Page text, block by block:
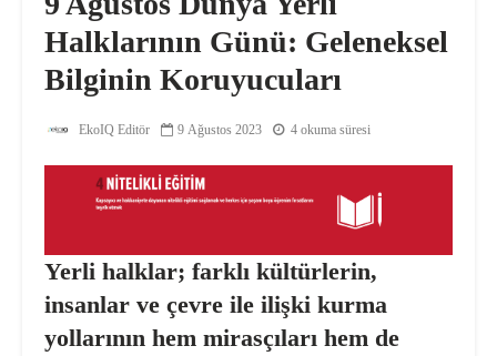
Halklarının Günü: Geleneksel
Bilginin Koruyucuları
EkoIQ Editör 9 Ağustos 2023 4 okuma süresi
Yerli halklar; farklı kültürlerin,
insanlar ve çevre ile ilişki kurma
yollarının hem mirasçıları hem de